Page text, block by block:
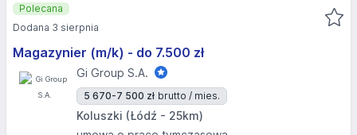
Magazynier (m/k) - do 7.500 zł
Gi Group S.A.
5 670-7 500 zł brutto / mies.
Koluszki (Łódź - 25km)
Polecana
Dodana 3 sierpnia